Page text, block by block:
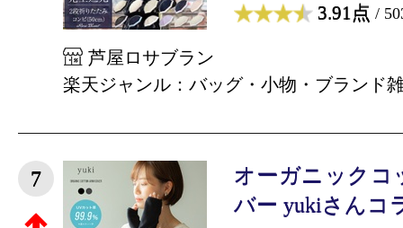
3.91点 /
芦屋ロサブラン
楽天ジャンル：バッグ・小物・ブランド
7
オーガニックコ
バー yukiさんコ